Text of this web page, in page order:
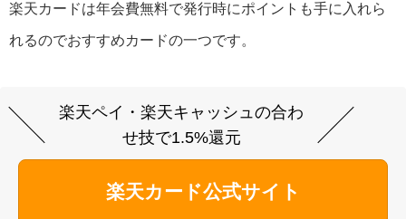
楽天カードは年会費無料で発行時にポイントも手に入れら
れるのでおすすめカードの一つです。
楽天ペイ・楽天キャッシュの合わ
せ技で1.5%還元
楽天カード公式サイト